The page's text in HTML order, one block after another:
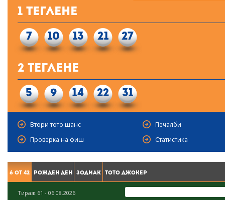
1 Теглене
7 10 13 21 27
2 Теглене
5 9 14 22 31
Втори тото шанс
Печалби
Проверка на фиш
Статистика
6 от 42 Рожден ден Зодиак Тото Джокер
Тираж 61 - 06.08.2026